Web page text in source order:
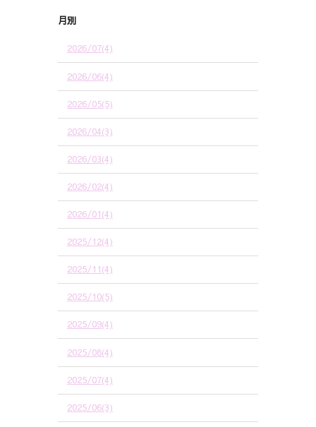
月別
2026/07(4)
2026/06(4)
2026/05(5)
2026/04(3)
2026/03(4)
2026/02(4)
2026/01(4)
2025/12(4)
2025/11(4)
2025/10(5)
2025/09(4)
2025/08(4)
2025/07(4)
2025/06(3)